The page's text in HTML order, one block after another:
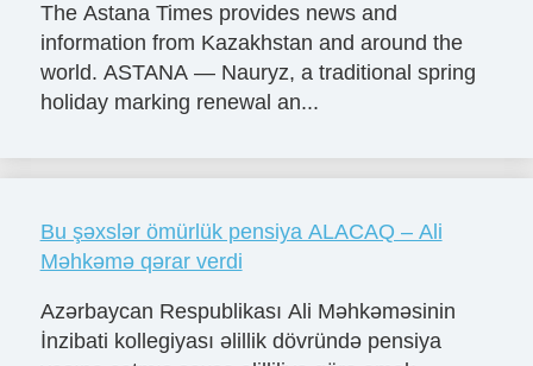
The Astana Times provides news and
information from Kazakhstan and around the
world. ASTANA — Nauryz, a traditional spring
holiday marking renewal an...
Bu şəxslər ömürlük pensiya ALACAQ – Ali
Məhkəmə qərar verdi
Azərbaycan Respublikası Ali Məhkəməsinin
İnzibati kollegiyası əlillik dövründə pensiya